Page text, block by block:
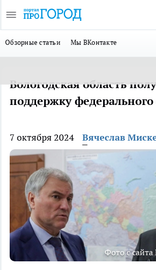
Обзорные статьи Мы ВКонтакте
Вологодская область
поддержку
7 октября 2024 Вячеслав
Фото с сайта